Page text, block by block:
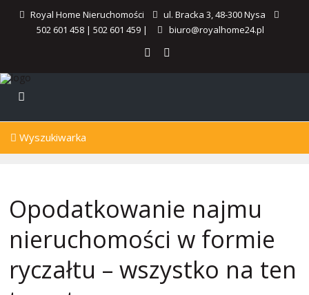
Royal Home Nieruchomości
ul. Bracka 3, 48-300 Nysa
502 601 458| 502 601 459| biuro@royalhome24.pl
Wyszukiwarka
Opodatkowanie najmu
nieruchomości w formie
ryczałtu – wszystko na ten